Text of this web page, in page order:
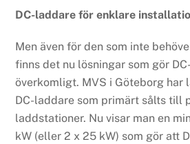
DC-laddare för enklare
Men även för den som inte
finns det nu lösningar som gör
överkomligt. MVS i Göteborg har
DC-laddare som primärt sålts till
laddstationer. Nu visar man en
kW (eller 2 x 25 kW) som gör att